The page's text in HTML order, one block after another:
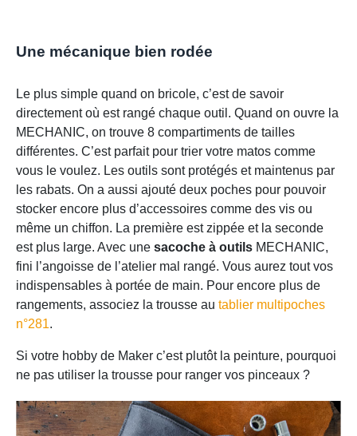
Une mécanique bien rodée
Le plus simple quand on bricole, c’est de savoir
directement où est rangé chaque outil. Quand on ouvre la
MECHANIC, on trouve 8 compartiments de tailles
différentes. C’est parfait pour trier votre matos comme
vous le voulez. Les outils sont protégés et maintenus par
les rabats. On a aussi ajouté deux poches pour pouvoir
stocker encore plus d’accessoires comme des vis ou
même un chiffon. La première est zippée et la seconde
est plus large. Avec une sacoche à outils MECHANIC,
fini l’angoisse de l’atelier mal rangé. Vous aurez tout vos
indispensables à portée de main. Pour encore plus de
rangements, associez la trousse au tablier multipoches
n°281.
Si votre hobby de Maker c’est plutôt la peinture, pourquoi
ne pas utiliser la trousse pour ranger vos pinceaux ?